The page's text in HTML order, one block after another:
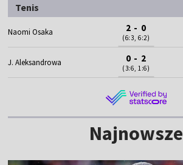
Tenis
Naomi Osaka 2 - 0
(6:3, 6:2)
J. Aleksandrowa 0 - 2
(3:6, 1:6)
Najnowsze